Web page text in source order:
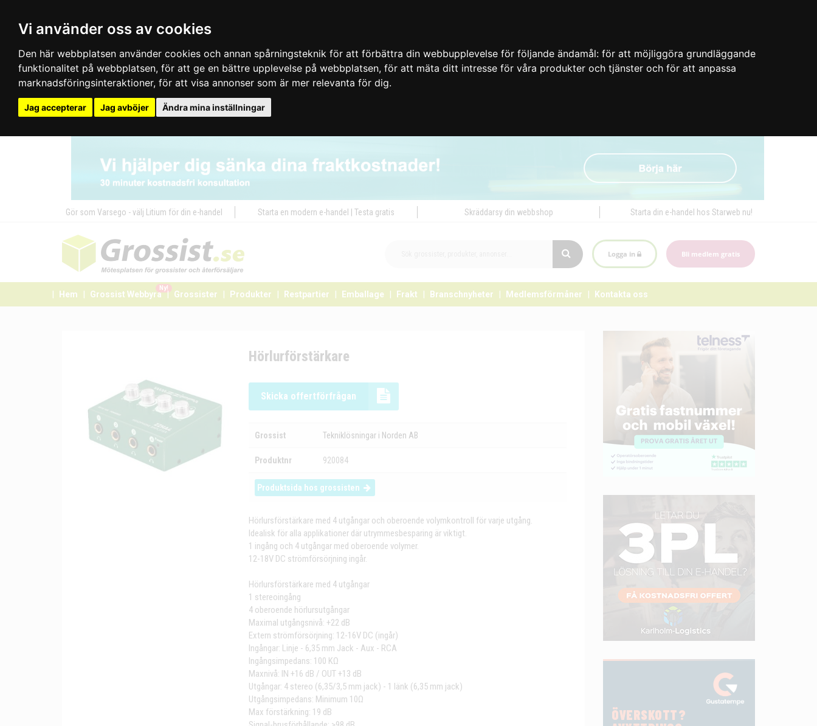
Vi använder oss av cookies
Den här webbplatsen använder cookies och annan spårningsteknik för att förbättra din webbupplevelse för följande ändamål: för att möjliggöra grundläggande
funktionalitet på webbplatsen, för att ge en bättre upplevelse på webbplatsen, för att mäta ditt intresse för våra produkter och tjänster och för att anpassa
marknadsföringsinteraktioner, för att visa annonser som är mer relevanta för dig.
Jag accepterar Jag avböjer Ändra mina inställningar
Gör som Varsego - välj Litium för din e-handel Starta en modern e-handel | Testa gratis Skräddarsy din webbshop Starta din e-handel hos Starweb nu!
Logga in Bli medlem gratis
Hem Grossist Webbyrå
Ny!
Grossister Produkter Restpartier Emballage Frakt Branschnyheter Medlemsförmåner Kontakta oss
Hörlurförstärkare
Skicka offertförfrågan
Grossist Tekniklösningar i Norden AB
Produktnr 920084
Produktsida hos grossisten
Hörlursförstärkare med 4 utgångar och oberoende volymkontroll för varje utgång.
Idealisk för alla applikationer där utrymmesbesparing är viktigt.
1 ingång och 4 utgångar med oberoende volymer.
12-18V DC strömförsörjning ingår.
Hörlursförstärkare med 4 utgångar
1 stereoingång
4 oberoende hörlursutgångar
Maximal utgångsnivå: +22 dB
Extern strömförsörjning: 12-16V DC (ingår)
Ingångar: Linje - 6,35 mm Jack - Aux - RCA
Ingångsimpedans: 100 KΩ
Maxnivå: IN +16 dB / OUT +13 dB
Utgångar: 4 stereo (6,35/3,5 mm jack) - 1 länk (6,35 mm jack)
Utgångsimpedans: Minimum 10Ω
Max förstärkning: 19 dB